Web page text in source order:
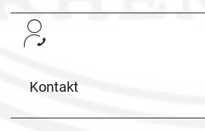
Kontakt